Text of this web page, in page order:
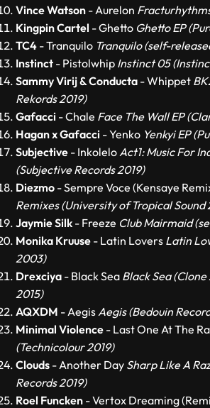
Vince Watson - Aurelon
Kingpin Cartel - Ghetto Ghetto EP
TC4 - Tranquilo Tranquilo (self-
Instinct - Pistolwhip Instinct 05
Sammy Virij & Conducta - Whippet
Rekords 2019)
Gafacci - Chale Face The Wall EP
Hagan x Gafacci - Yenko Yenkyi EP
Subjective - InkoleloAct1: Music For
(Subjective Records 2019)
Diezmo - Sempre Voce (Kensaye
Remixes (University of Tropical Sound
Jaymie Silk- Freeze Club Mairmaid
Monika Kruuse - Latin Lovers Latin
2003)
Drexciya - Black Sea Black Sea
2015)
AQXDM - AegisAegis (Bedouin
Minimal Violence - Last One At The
(Technicolour 2019)
Clouds - Another Day Sharp Like A
Records 2019)
Roel Funcken - Vertox Dreaming